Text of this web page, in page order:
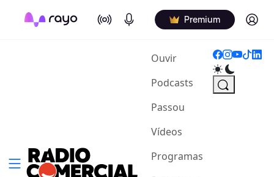
On Air Podcasts Premium Log in
Ouvir(current)
Podcasts
Passou
Vídeos
Programas